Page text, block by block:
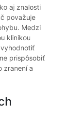
aj znalosti
považuje
Medzi
klinikou
vyhodnotiť
prispôsobiť
zranení a